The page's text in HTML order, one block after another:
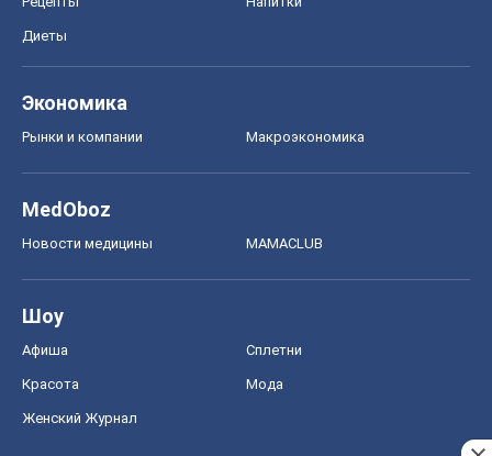
Диеты
Экономика
Рынки и компании Mакроэкономика
MedOboz
Новости медицины MAMACLUB
Шоу
Афиша Сплетни
Красота Мода
Женский Журнал